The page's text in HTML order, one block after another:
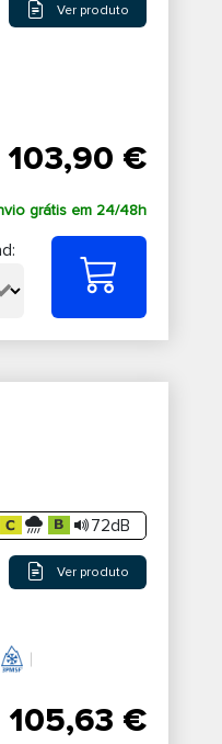
Ver produto
103,90 €
grátis em 24/48h
72dB
Ver produto
105,63 €